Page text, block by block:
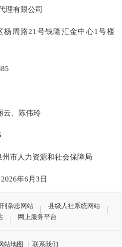
有限公司
路21号钱隆汇金中心1号楼
、陈伟玲
和社会保障局
3日
杂志网站
县级人社系统网站
网上服务平台
站地图 | 联系我们